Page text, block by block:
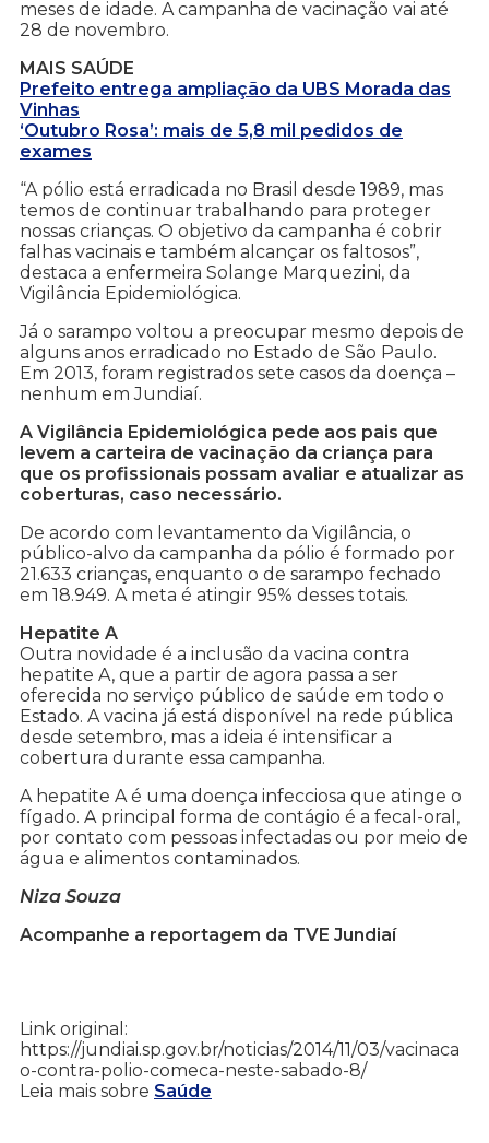
meses de idade. A campanha de vacinação vai até
28 de novembro.
MAIS SAÚDE
Prefeito entrega ampliação da UBS Morada das
Vinhas
‘Outubro Rosa’: mais de 5,8 mil pedidos de
exames
“A pólio está erradicada no Brasil desde 1989, mas
temos de continuar trabalhando para proteger
nossas crianças. O objetivo da campanha é cobrir
falhas vacinais e também alcançar os faltosos”,
destaca a enfermeira Solange Marquezini, da
Vigilância Epidemiológica.
Já o sarampo voltou a preocupar mesmo depois de
alguns anos erradicado no Estado de São Paulo.
Em 2013, foram registrados sete casos da doença –
nenhum em Jundiaí.
A Vigilância Epidemiológica pede aos pais que
levem a carteira de vacinação da criança para
que os profissionais possam avaliar e atualizar as
coberturas, caso necessário.
De acordo com levantamento da Vigilância, o
público-alvo da campanha da pólio é formado por
21.633 crianças, enquanto o de sarampo fechado
em 18.949. A meta é atingir 95% desses totais.
Hepatite A
Outra novidade é a inclusão da vacina contra
hepatite A, que a partir de agora passa a ser
oferecida no serviço público de saúde em todo o
Estado. A vacina já está disponível na rede pública
desde setembro, mas a ideia é intensificar a
cobertura durante essa campanha.
A hepatite A é uma doença infecciosa que atinge o
fígado. A principal forma de contágio é a fecal-oral,
por contato com pessoas infectadas ou por meio de
água e alimentos contaminados.
Niza Souza
Acompanhe a reportagem da TVE Jundiaí
Link original:
https://jundiai.sp.gov.br/noticias/2014/11/03/vacinaca
o-contra-polio-comeca-neste-sabado-8/
Leia mais sobre Saúde